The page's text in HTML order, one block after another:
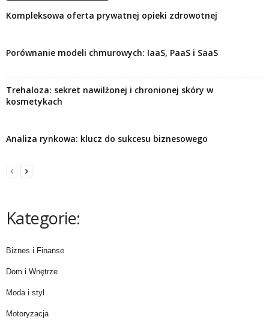
Kompleksowa oferta prywatnej opieki zdrowotnej
Porównanie modeli chmurowych: IaaS, PaaS i SaaS
Trehaloza: sekret nawilżonej i chronionej skóry w
kosmetykach
Analiza rynkowa: klucz do sukcesu biznesowego
Kategorie:
Biznes i Finanse
Dom i Wnętrze
Moda i styl
Motoryzacja